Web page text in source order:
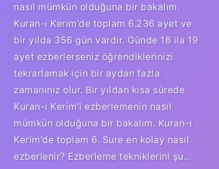
nasıl mümkün olduğuna bir bakalım.
Kuran-ı Kerim’de toplam 6.236 ayet ve
bir yılda 356 gün vardır. Günde 18 ila 19
ayet ezberlerseniz öğrendiklerinizi
tekrarlamak için bir aydan fazla
zamanınız olur. Bir yıldan kısa sürede
Kuran-ı Kerim’i ezberlemenin nasıl
mümkün olduğuna bir bakalım. Kuran-ı
Kerim’de toplam 6. Sure en kolay nasıl
ezberlenir? Ezberleme tekniklerini şu…